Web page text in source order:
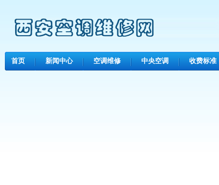
首页 新闻中心 空调维修 中央空调 收费标准